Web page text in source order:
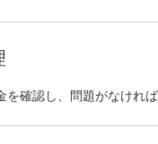
確認し、問題がなけれ